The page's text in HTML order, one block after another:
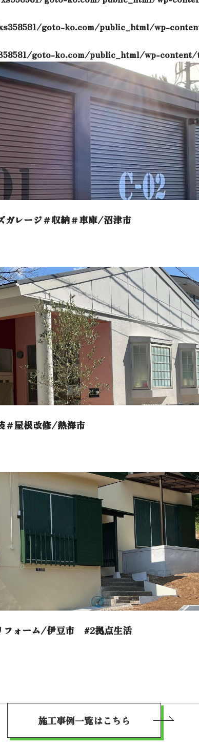
goto-ko.com/public_html/wp-
goto-ko.com/public_html/wp-
ガレージ＃収納＃車庫/沼津市
＃屋根改修/熱海市
フォーム/伊豆市 #2拠点生活
施工事例一覧はこちら